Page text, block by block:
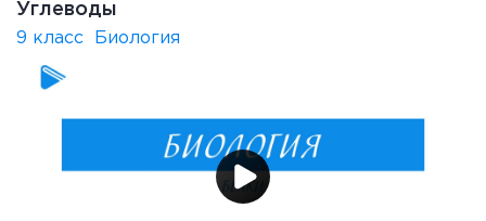
Углеводы
9 класс Биология